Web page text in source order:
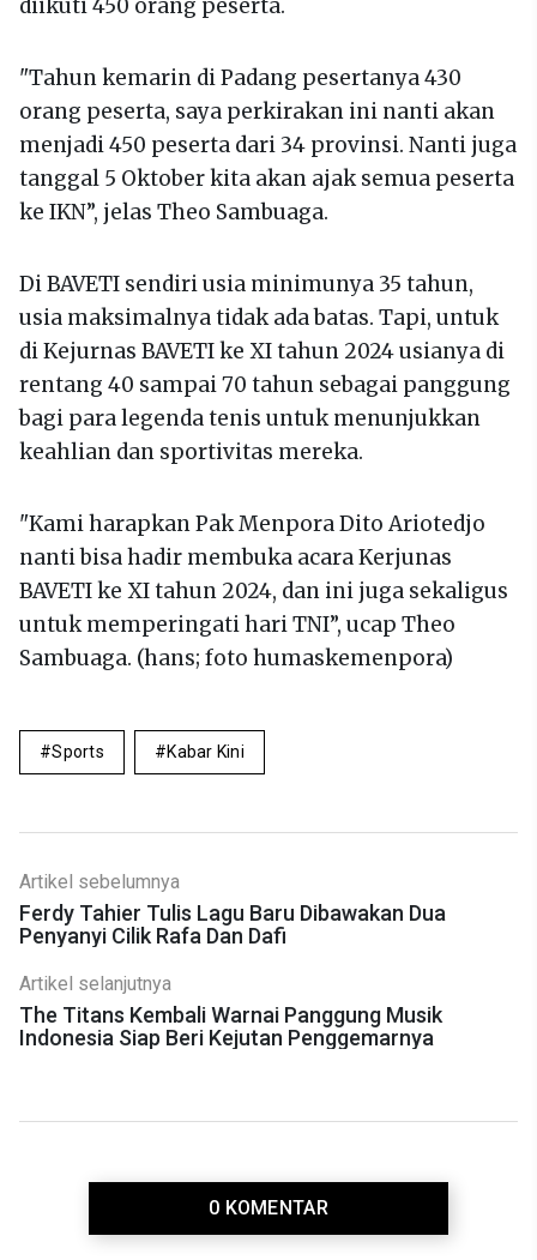
diikuti 450 orang peserta.
"Tahun kemarin di Padang pesertanya 430
orang peserta, saya perkirakan ini nanti akan
menjadi 450 peserta dari 34 provinsi. Nanti juga
tanggal 5 Oktober kita akan ajak semua peserta
ke IKN”, jelas Theo Sambuaga.
Di BAVETI sendiri usia minimunya 35 tahun,
usia maksimalnya tidak ada batas. Tapi, untuk
di Kejurnas BAVETI ke XI tahun 2024 usianya di
rentang 40 sampai 70 tahun sebagai panggung
bagi para legenda tenis untuk menunjukkan
keahlian dan sportivitas mereka.
"Kami harapkan Pak Menpora Dito Ariotedjo
nanti bisa hadir membuka acara Kerjunas
BAVETI ke XI tahun 2024, dan ini juga sekaligus
untuk memperingati hari TNI”, ucap Theo
Sambuaga. (hans; foto humaskemenpora)
Sports Kabar Kini
Artikel sebelumnya
Ferdy Tahier Tulis Lagu Baru Dibawakan Dua
Penyanyi Cilik Rafa Dan Dafi
Artikel selanjutnya
The Titans Kembali Warnai Panggung Musik
Indonesia Siap Beri Kejutan Penggemarnya
0 KOMENTAR